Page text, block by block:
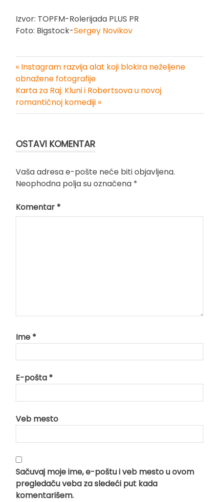
Izvor: TOPFM-Rolerijada PLUS PR
Foto: Bigstock-Sergey Novikov
Kretanje
članka
« Instagram razvija alat koji blokira neželjene
obnažene fotografije
Karta za Raj: Kluni i Robertsova u novoj
romantičnoj komediji »
OSTAVI KOMENTAR
Vaša adresa e-pošte neće biti objavljena.
Neophodna polja su označena *
Komentar *
Ime *
E-pošta *
Veb mesto
Sačuvaj moje ime, e-poštu i veb mesto u ovom
pregledaču veba za sledeći put kada
komentarišem.